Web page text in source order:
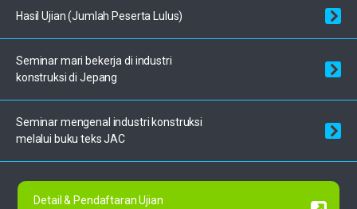
Hasil Ujian (Jumlah Peserta Lulus)
Seminar mari bekerja di industri
konstruksi di Jepang
Seminar mengenal industrikonstruksi
melalui buku teks JAC
Detail & Pendaftaran Ujian